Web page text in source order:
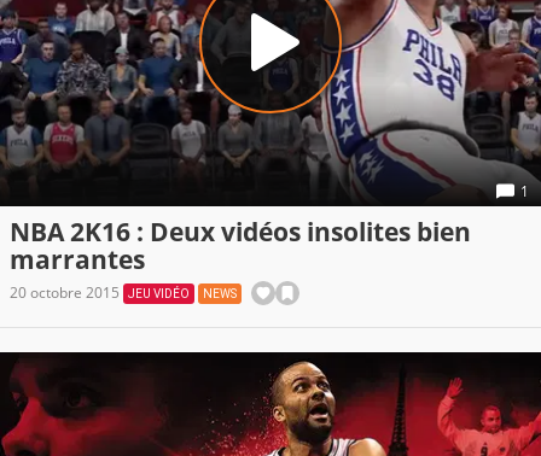
1
NBA 2K16 : Deux vidéos insolites bien
marrantes
20 octobre 2015 JEU VIDÉO NEWS